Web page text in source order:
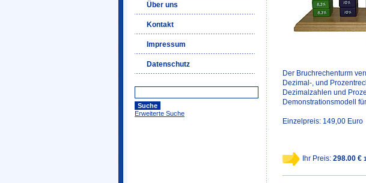
Über uns
Kontakt
Impressum
Datenschutz
Erweiterte Suche
Der Bruchrechenturm
Dezimal-, und
Dezimalzahlen und
Demonstrationsmodell
Einzelpreis: 149,00 Euro
Ihr Preis: 298.00 €